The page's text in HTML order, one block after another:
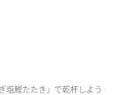
塩鰹たたき」で乾杯しよう